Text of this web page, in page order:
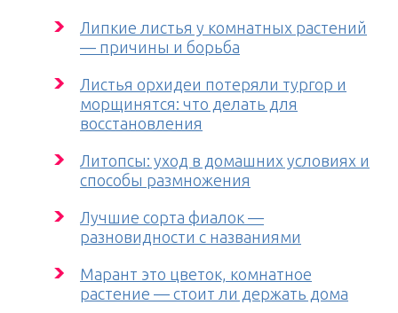
Липкие листья у комнатных растений
— причины и борьба
Листья орхидеи потеряли тургор и
морщинятся: что делать для
восстановления
Литопсы: уход в домашних условиях и
способы размножения
Лучшие сорта фиалок —
разновидности с названиями
Марант это цветок, комнатное
растение — стоит ли держать дома